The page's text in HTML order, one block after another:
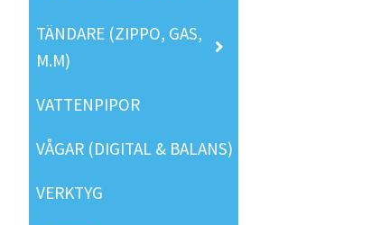
TÄNDARE (ZIPPO, GAS,
M.M)
VATTENPIPOR
VÅGAR (DIGITAL & BALANS)
VERKTYG